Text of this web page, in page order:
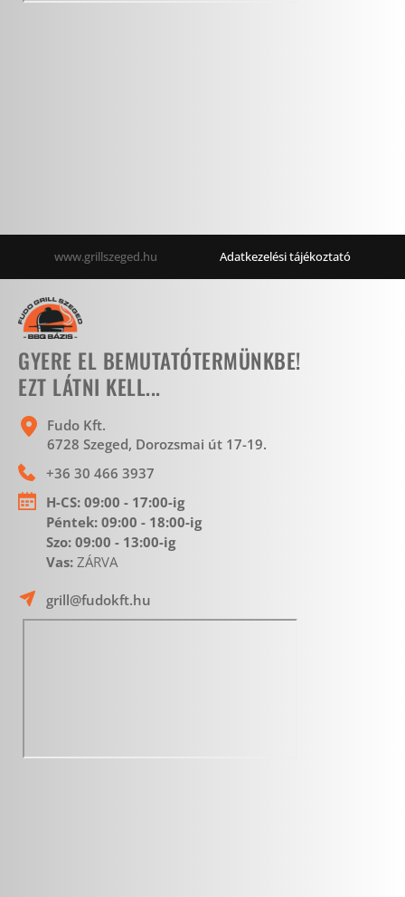
www.grillszeged.hu Adatkezelési tájékoztató
GYERE EL BEMUTATÓTERMÜNKBE!
EZT LÁTNI KELL...
Fudo Kft.
6728 Szeged, Dorozsmai út 17-19.
+36 30 466 3937
H-CS: 09:00 - 17:00-ig
Péntek: 09:00 - 18:00-ig
Szo: 09:00 - 13:00-ig
Vas: ZÁRVA
grill@fudokft.hu